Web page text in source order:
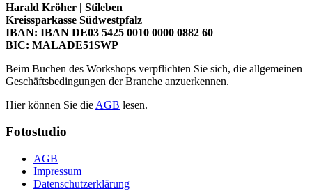
Harald Kröher | Stileben
Kreissparkasse Südwestpfalz
IBAN: IBAN DE03 5425 0010 0000 0882 60
BIC: MALADE51SWP
Beim Buchen des Workshops verpflichten Sie sich, die allgemeinen
Geschäftsbedingungen der Branche anzuerkennen.
Hier können Sie die AGB lesen.
Fotostudio
AGB
Impressum
Datenschutzerklärung